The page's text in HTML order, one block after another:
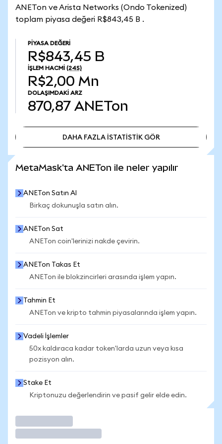
ANETon ve Arista Networks (Ondo Tokenized)
toplam piyasa değeri R$843,45 B .
PIYASA DEĞERI
R$843,45 B
İŞLEM HACMI (24S)
R$2,00 Mn
DOLAŞIMDAKI ARZ
870,87 ANETon
DAHA FAZLA İSTATİSTİK GÖR
MetaMask'ta ANETon ile neler yapılır
ANETon Satın Al
Birkaç dokunuşla satın alın.
ANETon Sat
ANETon coin'lerinizi nakde çevirin.
ANETon Takas Et
ANETon ile blokzincirleri arasında işlem yapın.
Tahmin Et
ANETon ve kripto tahmin piyasalarında işlem yapın.
Vadeli İşlemler
50x kaldıraca kadar token'larda uzun veya kısa
pozisyon alın.
Stake Et
Kriptonuzu değerlendirin ve pasif gelir elde edin.